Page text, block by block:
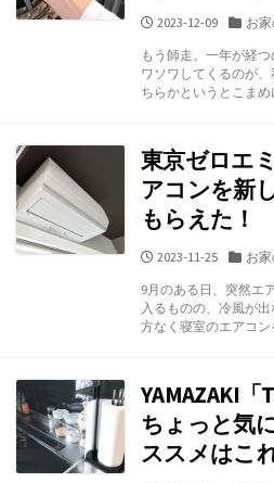
公
日
2023-12-09
カ
ゴ
リ
ー
お家
もう師走。一年が経
ワソワしてくるのが
ちらかというとこま
東京ゼロエ
アコンを新
もらえた！
公
日
2023-11-25
カ
ゴ
リ
ー
お家
9月のある日、突然エ
入るものの、冷風が
方なく寝室のエアコ
YAMAZAKI「
ちょっと気
ススメはこ